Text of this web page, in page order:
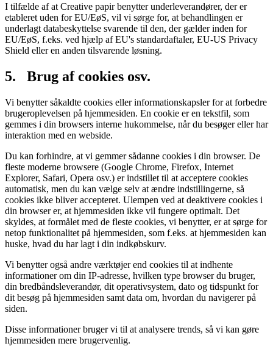
I tilfælde af at Creative papir benytter underleverandører, der er
etableret uden for EU/EøS, vil vi sørge for, at behandlingen er
underlagt databeskyttelse svarende til den, der gælder inden for
EU/EøS, f.eks. ved hjælp af EU's standardaftaler, EU-US Privacy
Shield eller en anden tilsvarende løsning.
5. Brug af cookies osv.
Vi benytter såkaldte cookies eller informationskapsler for at forbedre
brugeroplevelsen på hjemmesiden. En cookie er en tekstfil, som
gemmes i din browsers interne hukommelse, når du besøger eller har
interaktion med en webside.
Du kan forhindre, at vi gemmer sådanne cookies i din browser. De
fleste moderne browsere (Google Chrome, Firefox, Internet
Explorer, Safari, Opera osv.) er indstillet til at acceptere cookies
automatisk, men du kan vælge selv at ændre indstillingerne, så
cookies ikke bliver accepteret. Ulempen ved at deaktivere cookies i
din browser er, at hjemmesiden ikke vil fungere optimalt. Det
skyldes, at formålet med de fleste cookies, vi benytter, er at sørge for
netop funktionalitet på hjemmesiden, som f.eks. at hjemmesiden kan
huske, hvad du har lagt i din indkøbskurv.
Vi benytter også andre værktøjer end cookies til at indhente
informationer om din IP-adresse, hvilken type browser du bruger,
din bredbåndsleverandør, dit operativsystem, dato og tidspunkt for
dit besøg på hjemmesiden samt data om, hvordan du navigerer på
siden.
Disse informationer bruger vi til at analysere trends, så vi kan gøre
hjemmesiden mere brugervenlig.